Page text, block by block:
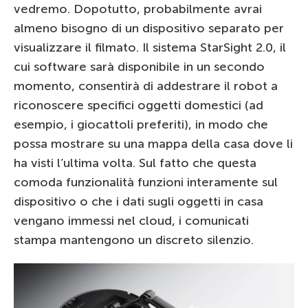
vedremo. Dopotutto, probabilmente avrai
almeno bisogno di un dispositivo separato per
visualizzare il filmato. Il sistema StarSight 2.0, il
cui software sarà disponibile in un secondo
momento, consentirà di addestrare il robot a
riconoscere specifici oggetti domestici (ad
esempio, i giocattoli preferiti), in modo che
possa mostrare su una mappa della casa dove li
ha visti l’ultima volta. Sul fatto che questa
comoda funzionalità funzioni interamente sul
dispositivo o che i dati sugli oggetti in casa
vengano immessi nel cloud, i comunicati
stampa mantengono un discreto silenzio.